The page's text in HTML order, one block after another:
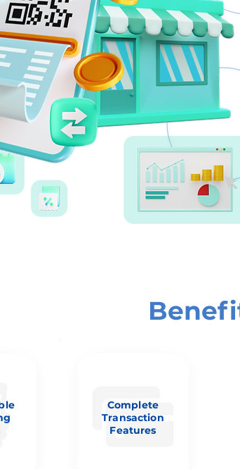
Complete
Transaction
Features